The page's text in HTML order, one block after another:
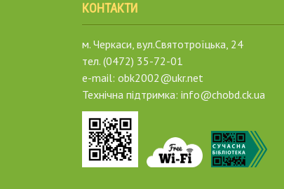
КОНТАКТИ
м. Черкаси, вул.Святотроїцька, 24
тел. (0472) 35-72-01
e-mail: obk2002@ukr.net
Технічна підтримка: info@chobd.ck.ua